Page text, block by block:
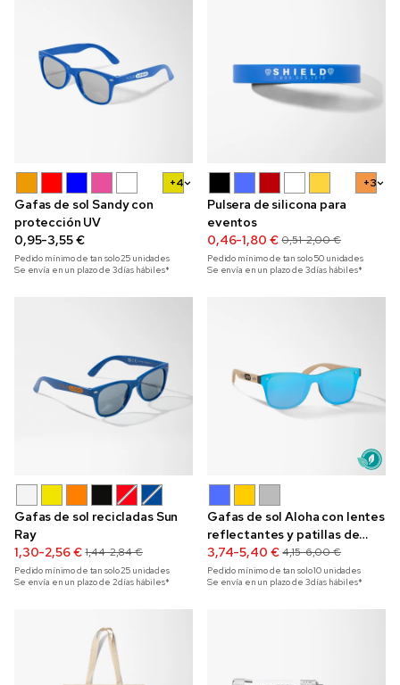
+4
Gafas de sol Sandy con
protección UV
0,95-3,55 €
Pedido mínimo de tan solo25 unidades
Se envía en un plazo de 3 días hábiles*
+3
Pulsera de silicona para
eventos
0,46-1,80 € 0,51-2,00 €
Pedido mínimo de tan solo50 unidades
Se envía en un plazo de 3 días hábiles*
Gafas de sol recicladas Sun
Ray
1,30-2,56 € 1,44-2,84 €
Pedido mínimo de tan solo25 unidades
Se envía en un plazo de 2 días hábiles*
Gafas de sol Aloha con lentes
reflectantes y patillas de
bambú
3,74-5,40 € 4,15-6,00 €
Pedido mínimo de tan solo10 unidades
Se envía en un plazo de 3 días hábiles*